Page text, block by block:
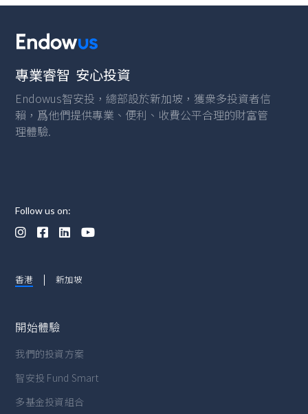
增值的核心要素。
專業睿智 安心投資
Endowus智安投，總部設於新加坡，獲衆多投資者信
賴，爲他們提供專業、便利、收費公平合理的財富管
理體驗.
Follow us on:
   
香港 新加坡
開始體驗
我們的投資方案
智安投 Fund Smart
多基金投資組合